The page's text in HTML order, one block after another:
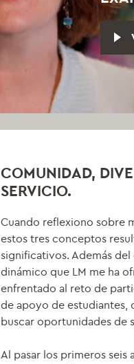
COMUNIDAD,
SERVICIO.
Cuando reflexiono sobre
estos tres conceptos
significativos. Además
dinámico que LM me ha
enfrentado al reto de
de apoyo de estudiantes,
buscar oportunidades de
Al pasar los primeros seis